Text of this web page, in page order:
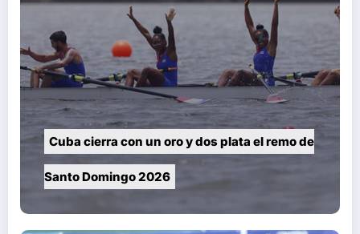
Cuba cierra con un oro y dos plata el remo de
Santo Domingo 2026